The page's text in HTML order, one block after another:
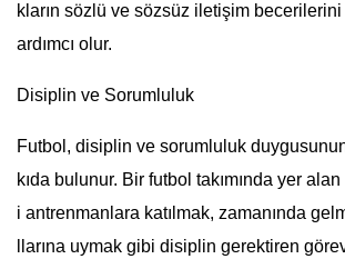
kların sözlü ve sözsüz iletişim
ardımcı olur.
Disiplin ve Sorumluluk
Futbol, disiplin ve sorumluluk
kıda bulunur. Bir futbol takımında yer
i antrenmanlara katılmak, zamanında
llarına uymak gibi disiplin gerektiren